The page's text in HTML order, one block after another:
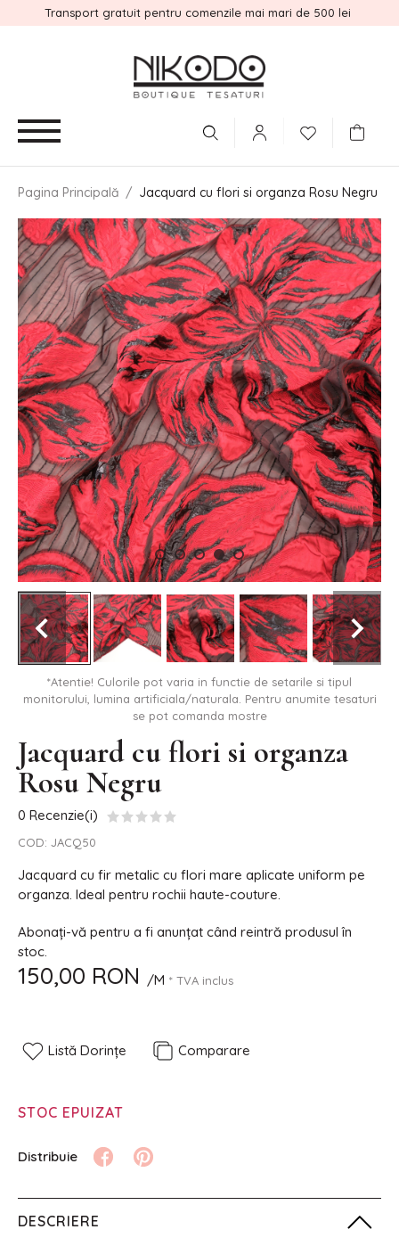
Transport gratuit pentru comenzile mai mari de 500 lei
Pagina Principală / Jacquard cu flori si organza Rosu Negru
*Atentie! Culorile pot varia in functie de setarile si tipul
monitorului, lumina artificiala/naturala. Pentru anumite tesaturi
se pot comanda mostre
Jacquard cu flori si organza
Rosu Negru
0 Recenzie(i)
COD: JACQ50
Jacquard cu fir metalic cu flori mare aplicate uniform pe
organza. Ideal pentru rochii haute-couture.
Abonați-vă pentru a fi anunțat când reintră produsul în
stoc.
150,00 RON /M * TVA inclus
Listă Dorințe Comparare
STOC EPUIZAT
DESCRIERE